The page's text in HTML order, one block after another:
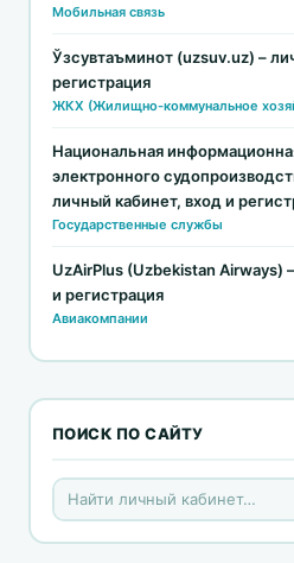
Мобильная связь
Ўзсувтаъминот (uzsuv.uz) –
регистрация
ЖКХ (Жилищно-коммунальное
Национальная
электронного
личный кабинет, вход и
Государственные службы
UzAirPlus (Uzbekistan Airways)
и регистрация
Авиакомпании
ПОИСК ПО САЙТУ